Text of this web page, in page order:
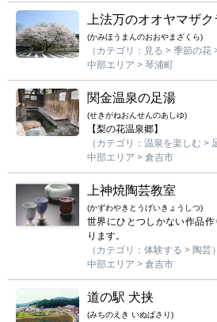
上法万のオオヤマザク
(かみほうまんのおおやまざくら)
（カテゴリ：見る > 季節の花
中部エリア > 琴浦町
関金温泉の足湯
(せきがねおんせんのあしゆ)
【梨の花温泉郷】
（カテゴリ：温泉を楽しむ >
中部エリア > 倉吉市
上神焼陶芸教室
(かずわやきとうげいきょうしつ)
世界にひとつしかない作品
ります。
（カテゴリ：体験する > 陶芸）
中部エリア > 倉吉市
道の駅 犬挟
(みちのえき いぬばさり)